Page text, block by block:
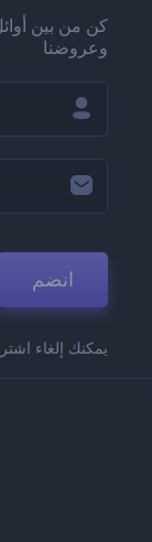
كن من بين
وعروضنا
انضم
يمكنك إلغاء